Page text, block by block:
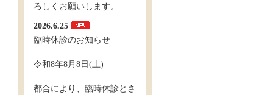
ろしくお願いします。
2026.6.25
臨時休診のお知らせ
令和8年8月8日(土)
都合により、臨時休診とさ